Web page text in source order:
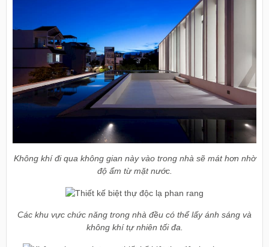
Không khí đi qua không gian này vào trong nhà sẽ mát hơn nhờ
độ ẩm từ mặt nước.
Các khu vực chức năng trong nhà đều có thể lấy ánh sáng và
không khí tự nhiên tối đa.